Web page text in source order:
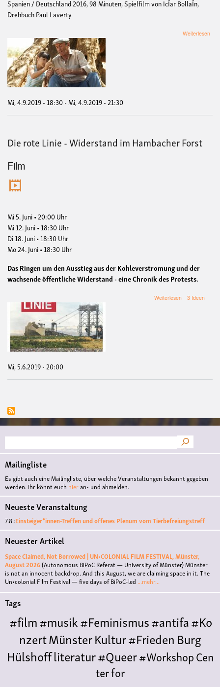
Spanien / Deutschland 2016, 98 Minuten, Spielfilm von IcÍar BollaÍn,
Drehbuch Paul Laverty
Weiterlesen
Mi, 4.9.2019 - 18:30-Mi, 4.9.2019 - 21:30
Die rote Linie - Widerstand im Hambacher Forst
Film
Mi 5. Juni • 20:00 Uhr
Mi 12. Juni • 18:30 Uhr
Di 18. Juni • 18:30 Uhr
Mo 24. Juni • 18:30 Uhr
Das Ringen um den Ausstieg aus der Kohleverstromung und der
wachsende öffentliche Widerstand - eine Chronik des Protests.
Weiterlesen über
3 Ideen
Mi, 5.6.2019 - 20:00
Suche
Mailingliste
Es gibt auch eine Mailingliste, über welche Veranstaltungen bekannt gegeben
werden. Ihr könnt euch hieran- und abmelden.
Neueste Veranstaltung
7.8.:Einsteiger*innen-Treffen und offenes Plenum vom Tierbefreiungstreff
Neuester Artikel
Space Claimed, Not Borrowed | UN•COLONIAL FILM FESTIVAL, Münster,
August 2026(Autonomous BiPoC Referat — University of Münster)Münster
is not an innocent backdrop. And this August, we are claiming space in it. The
Un•colonial Film Festival — five days of BiPoC-led ...mehr...
Tags
#film#musik#Feminismus#antifa#Ko
nzertMünsterKultur#FriedenBurg
Hülshoffliteratur#Queer#WorkshopCen
ter for